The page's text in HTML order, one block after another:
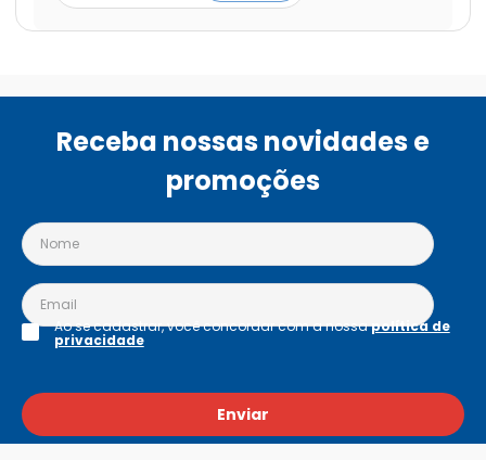
Receba nossas novidades e
promoções
Enviar
Ao se cadastrar, você concordar com a nossapolítica de
privacidade